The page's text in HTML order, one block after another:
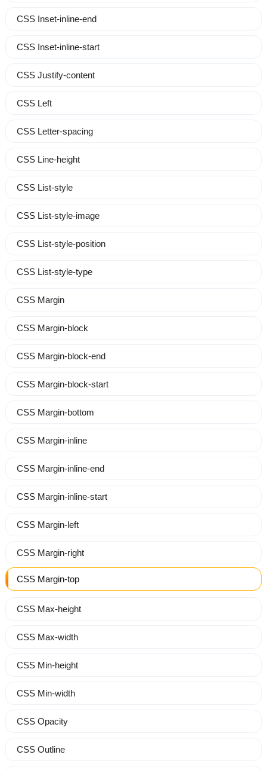
CSS Inset-inline-end
CSS Inset-inline-start
CSS Justify-content
CSS Left
CSS Letter-spacing
CSS Line-height
CSS List-style
CSS List-style-image
CSS List-style-position
CSS List-style-type
CSS Margin
CSS Margin-block
CSS Margin-block-end
CSS Margin-block-start
CSS Margin-bottom
CSS Margin-inline
CSS Margin-inline-end
CSS Margin-inline-start
CSS Margin-left
CSS Margin-right
CSS Margin-top
CSS Max-height
CSS Max-width
CSS Min-height
CSS Min-width
CSS Opacity
CSS Outline